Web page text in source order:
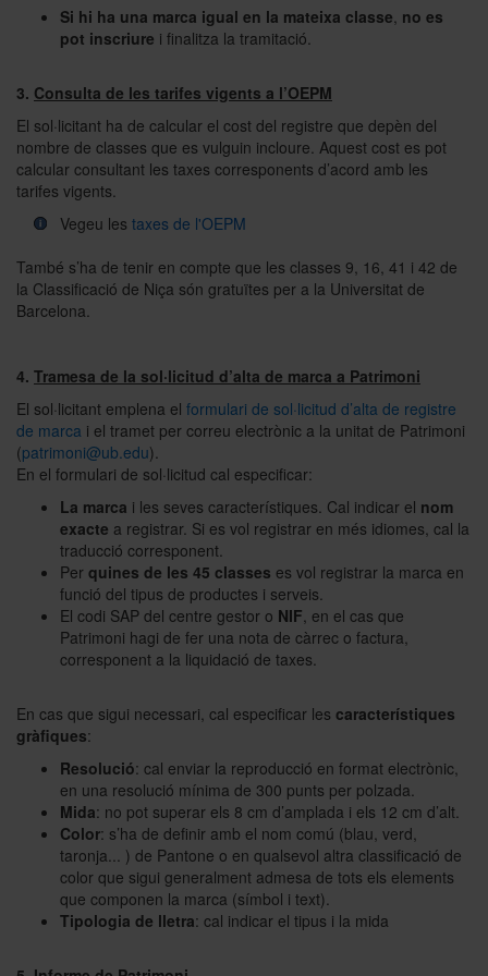
Si hi ha una marca igual en la mateixa classe no es
pot inscriure i finalitza la tramitació.
3. Consulta de les tarifes vigents a l’OEPM
El sol·licitant ha de calcular el cost del registre que depèn del
nombre de classes que es vulguin incloure. Aquest cost es pot
calcular consultant les taxes corresponents d’acord amb les
tarifes vigents.
Vegeu les taxes de l'OEPM
També s’ha de tenir en compte que les classes 9, 16, 41 i 42 de
la Classificació de Niça són gratuïtes per a la Universitat de
Barcelona.
4. Tramesa de la sol·licitud d’alta de marca a Patrimoni
El sol·licitant emplena el formulari de sol·licitud d’alta de registre
de marca i el tramet per correu electrònic a la unitat de Patrimoni
(patrimoni@ub.edu).
En el formulari de sol·licitud cal especificar:
La marca i les seves característiques. Cal indicar el nom
exacte a registrar. Si es vol registrar en més idiomes, cal la
traducció corresponent.
Per quines de les 45 classes es vol registrar la marca en
funció del tipus de productes i serveis.
El codi SAP del centre gestor o NIF en el cas que
Patrimoni hagi de fer una nota de càrrec o factura,
corresponent a la liquidació de taxes.
En cas que sigui necessari, cal especificar les característiques
gràfiques:
Resolució: cal enviar la reproducció en format electrònic,
en una resolució mínima de 300 punts per polzada.
Mida: no pot superar els 8 cm d’amplada i els 12 cm d’alt.
Color: s’ha de definir amb el nom comú (blau, verd,
taronja... ) de Pantone o en qualsevol altra classificació de
color que sigui generalment admesa de tots els elements
que componen la marca (símbol i text).
Tipologia de lletra: cal indicar el tipus i la mida